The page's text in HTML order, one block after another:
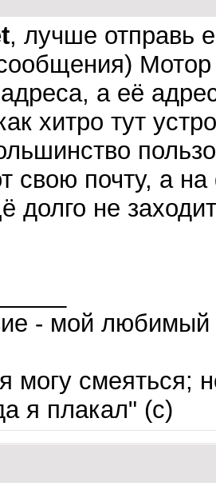
, лучше отправь
адреса, а её
хитро тут
свою почту, а
долго не
- мой любимый
могу смеяться;
я плакал" (с)